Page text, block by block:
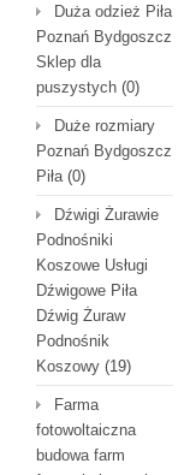
Duża odzież Piła
Poznań Bydgoszcz
Sklep dla
puszystych (0)
Duże rozmiary
Poznań Bydgoszcz
Piła(0)
Dźwigi Żurawie
Podnośniki
Koszowe Usługi
Dźwigowe Piła
Dźwig Żuraw
Podnośnik
Koszowy (19)
Farma
fotowoltaiczna
budowa farm